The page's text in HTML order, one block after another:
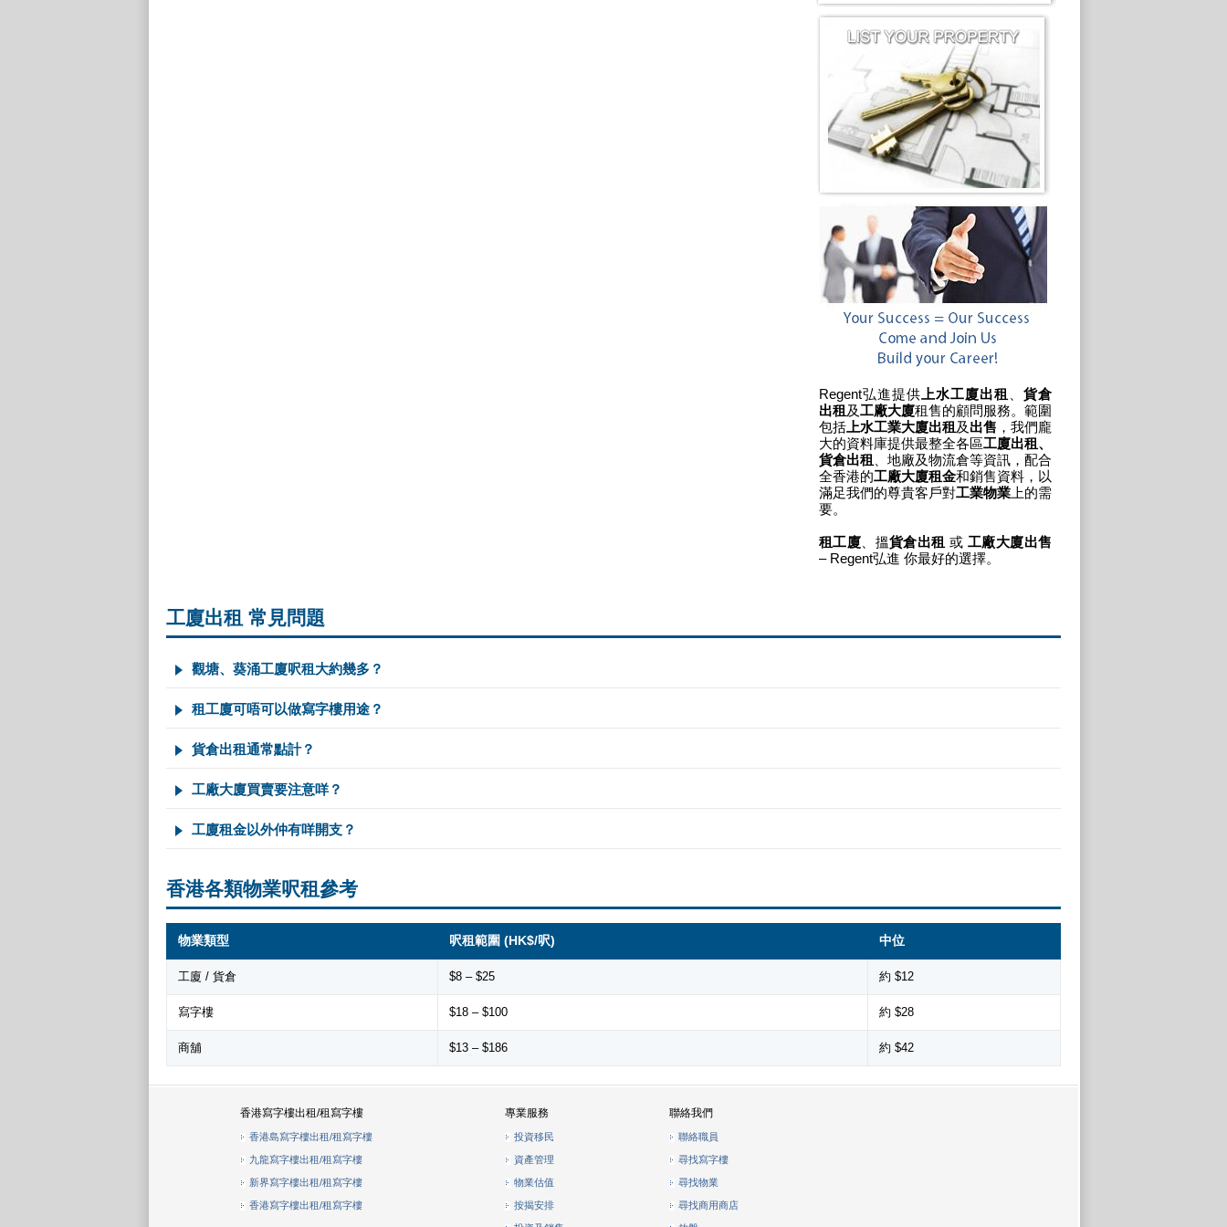
Regent弘進提供 上水工廈出租
貨倉
出租及工廠大廈租售的顧問服務。範圍
包括 上水工業大廈出租及 出售 ，我們龐
大的資料庫提供最整全各區工廈出租、
貨倉出租
、地廠及物流倉等資訊，配合
全香港的工廠大廈租金和銷售資料，以
滿足我們的尊貴客戶對工業物業 上的需
要。
租工廈 、搵貨倉出租 或 工廠大廈出售
– Regent弘進 你最好的選擇。
工廈出租 常見問題
觀塘、葵涌工廈呎租大約幾多？
租工廈可唔可以做寫字樓用途？
貨倉出租通常點計？
工廠大廈買賣要注意咩？
工廈租金以外仲有咩開支？
香港各類物業呎租參考
物業類型 呎租範圍 (HK$/呎) 中位
工廈 / 貨倉 $8 – $25 約 $12
寫字樓 $18 – $100 約 $28
商舖 $13 – $186 約 $42
香港寫字樓出租/租寫字樓
香港島寫字樓出租/租寫字樓
九龍寫字樓出租/租寫字樓
新界寫字樓出租/租寫字樓
香港寫字樓出租/租寫字樓
專業服務
投資移民
資產管理
物業估值
按揭安排
聯絡我們
聯絡職員
尋找寫字樓
尋找物業
尋找商用商店